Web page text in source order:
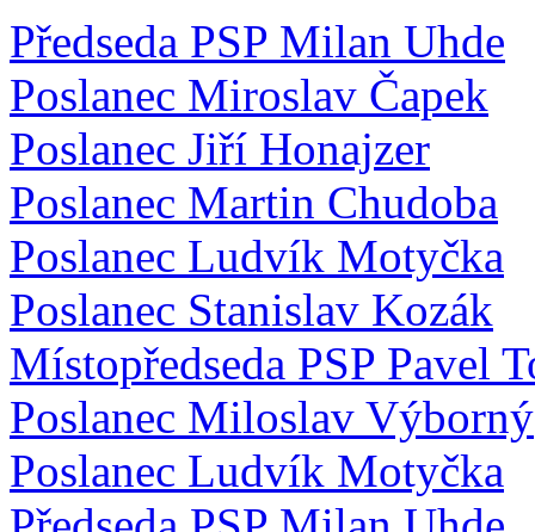
Předseda PSP Milan Uhde
Poslanec Miroslav Čapek
Poslanec Jiří Honajzer
Poslanec Martin Chudoba
Poslanec Ludvík Motyčka
Poslanec Stanislav Kozák
Místopředseda PSP Pavel
Poslanec Miloslav Výborný
Poslanec Ludvík Motyčka